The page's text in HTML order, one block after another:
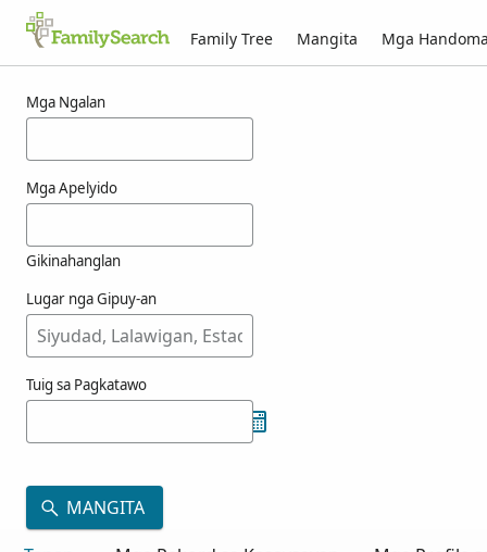
Family Tree Mangita Mga
Mga Ngalan
Mga Apelyido
Gikinahanglan
Lugar nga Gipuy-an
Tuig sa Pagkatawo
MANGITA